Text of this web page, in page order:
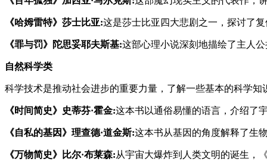
《哈姆雷特》莎士比亚:这是莎士比亚四大悲剧之一，探讨了
《罪与罚》陀思妥耶夫斯基:这部心理小说深刻地描绘了主人
自然科学类
科学技术是推动社会进步的重要力量，了解一些基本的科学
《时间简史》史蒂芬·霍金:这本书以通俗易懂的语言，介绍了
《自私的基因》理查德·道金斯:这本书从基因的角度解释了生
《万物简史》比尔·布莱森:从宇宙大爆炸到人类文明的诞生，